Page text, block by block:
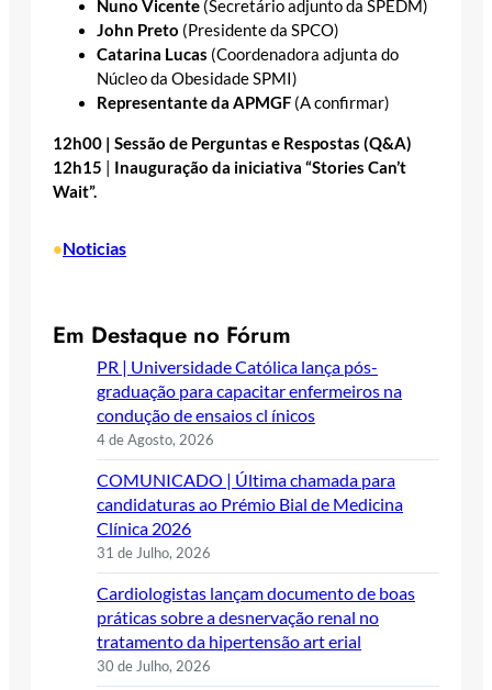
Nuno Vicente (Secretário adjunto da SPEDM)
John Preto (Presidente da SPCO)
Catarina Lucas (Coordenadora adjunta do
Núcleo da Obesidade SPMI)
Representante da APMGF (A confirmar)
12h00 | Sessão de Perguntas e Respostas (Q&A)
12h15
Inauguração da iniciativa “Stories Can’t
Wait”.
•Noticias
Em Destaque no Fórum
PR | Universidade Católica lança pós-
graduação para capacitar enfermeiros na
condução de ensaios cl ínicos
4 de Agosto, 2026
COMUNICADO | Última chamada para
candidaturas ao Prémio Bial de Medicina
Clínica 2026
31 de Julho, 2026
Cardiologistas lançam documento de boas
práticas sobre a desnervação renal no
tratamento da hipertensão art erial
30 de Julho, 2026